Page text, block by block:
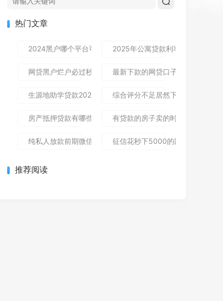
热门文章
2024黑户哪个平台可以借到钱,隆重介绍5个免审秒批的分享
2025年公寓贷款利率是多少？别
网贷黑户烂户必过秒下款9月高通过率指南！顺便整理这5个
最新下款的网贷口子论坛,全网收
生源地助学贷款2025年发放时间及到账流程详解
综合评分不足居然下款了,简单汇
房产抵押贷款有哪些风险？一文讲清所有风险点，新手办理
有贷款的房子卖的时候贷款怎么
纯私人放款前期微信私人贷,为您介绍5款包下款的黑户口子
征信花秒下5000的网贷哪个还能
推荐阅读